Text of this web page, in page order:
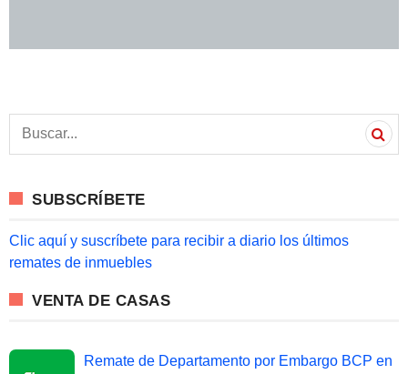
a
h
o
:
SUBSCRÍBETE
Clic aquí y suscríbete para recibir a diario los últimos
remates de inmuebles
VENTA DE CASAS
Remate de Departamento por Embargo BCP en